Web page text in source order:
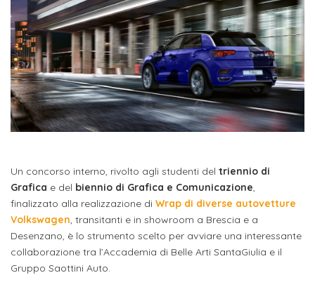
Servizi
allo
studente
Internazionalizzazione
Aziende
News
Orientamento
Contatti
Didattico
Autorizzazioni
Ministeriali
Nucleo
di
ECTS
Manualistica
Organigramma
Accademia
SantaGiulia
DIPARTIMENTI
Dipartimento
di
Visive
Dipartimento
di
Comunicazione
e
ERASMUS+
Reclutamento
Concorsi
Progetti
Terza
Missione
OPPORTUNITÀ
INTERNAZIONALI
ERASMUS+
ALLO
STUDIO
Inclusione
di
Stage
Apprendistato
per
le
Login
aziende
OPPORTUNITÀ
PER
GLI
STUDENTI
TO-
ONE
Iscrizione
a
corsi
singoli
Gli
step
per
diventare
un
nostro
Iscriviti
alla
Newsletter
ISCRIVITI
IN
ACCADEMIA
Iscriversi
Gli
step
per
diventare
genitore
di
uno
studente
iscritto
docente
referente
d'azienda
Un concorso interno, rivolto agli studenti del triennio di
Grafica e del biennio di Grafica e Comunicazione,
finalizzato alla realizzazione di Wrap di diverse autovetture
Volkswagen, transitanti e in showroom a Brescia e a
Desenzano, è lo strumento scelto per avviare una interessante
collaborazione tra l’Accademia di Belle Arti SantaGiulia e il
Gruppo Saottini Auto.